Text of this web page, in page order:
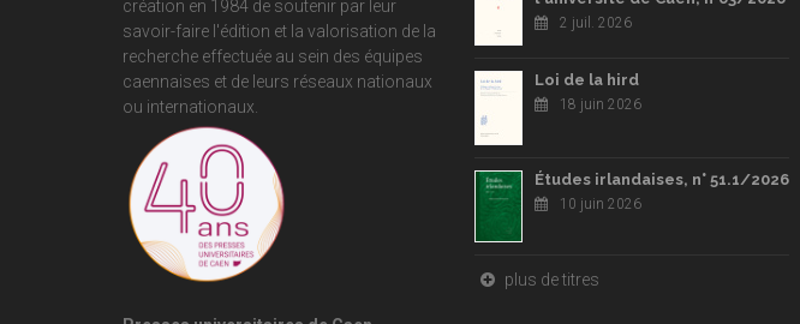
création en 1984 de soutenir par leur
savoir-faire l'édition et la valorisation de la
recherche effectuée au sein des équipes
caennaises et de leurs réseaux nationaux
ou internationaux.
2 juil. 2026
Loi de la hird
18 juin 2026
Études irlandaises, n° 51.1/2026
10 juin 2026
plus de titres